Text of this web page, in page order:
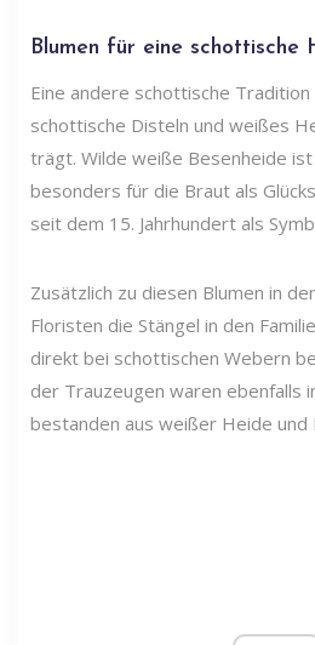
Blumen für eine schottische
Eine andere schottische
schottische Disteln und weißes
trägt. Wilde weiße Besenheide
besonders für die Braut als
seit dem 15. Jahrhundert als
Zusätzlich zu diesen Blumen in
Floristen die Stängel in den
direkt bei schottischen Webern
der Trauzeugen waren ebenfalls
bestanden aus weißer Heide und